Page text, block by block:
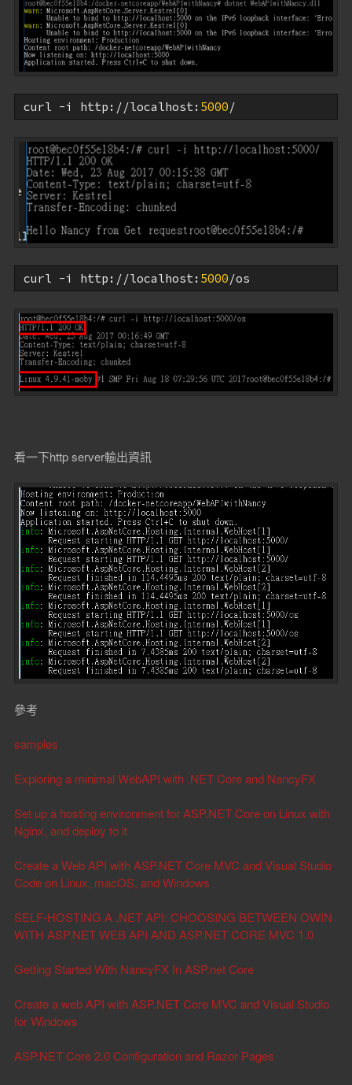
curl -i http://localhost: 5000/
curl -i http://localhost: 5000/os
看一下http server輸出資訊
參考
samples
Exploring a minimal WebAPI with .NET Core and NancyFX
Set up a hosting environment for ASP.NET Core on Linux with
Nginx, and deploy to it
Create a Web API with ASP.NET Core MVC and Visual Studio
Code on Linux, macOS, and Windows
SELF-HOSTING A .NET API: CHOOSING BETWEEN OWIN
WITH ASP.NET WEB API AND ASP.NET CORE MVC 1.0
Getting Started With NancyFX In ASP.net Core
Create a web API with ASP.NET Core MVC and Visual Studio
for Windows
ASP.NET Core 2.0 Configuration and Razor Pages